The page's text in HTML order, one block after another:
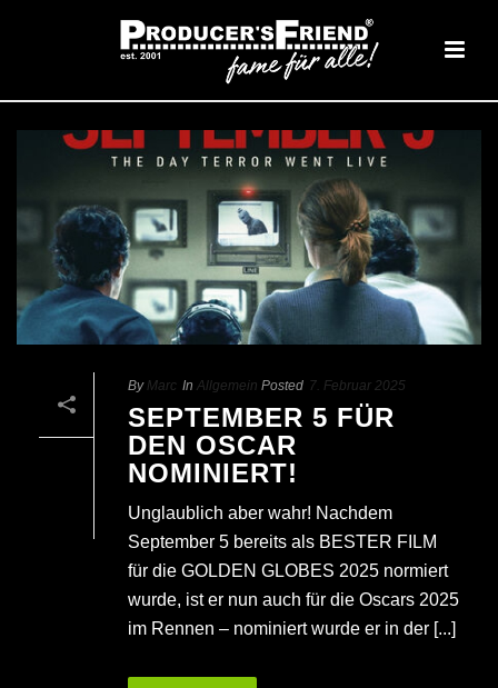
By Marc In Allgemein Posted 7. Februar 2025
SEPTEMBER 5 FÜR
DEN OSCAR
NOMINIERT!
Unglaublich aber wahr! Nachdem
September 5 bereits als BESTER FILM
für die GOLDEN GLOBES 2025 normiert
wurde, ist er nun auch für die Oscars 2025
im Rennen – nominiert wurde er in der [...]